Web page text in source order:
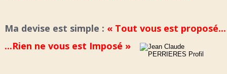
Ma devise est simple : « Tout vous est proposé...
...Rien ne vous est Imposé »